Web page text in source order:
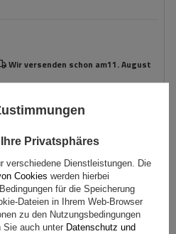
Wir versenden schon am11. August
Privatsphäres
verschiedene Dienstleistungen. Die
Cookies werden hierbei
für die Speicherung
Dateien in Ihrem Web-Browser
zu den Nutzungsbedingungen
Sie auch unter Datenschutz und